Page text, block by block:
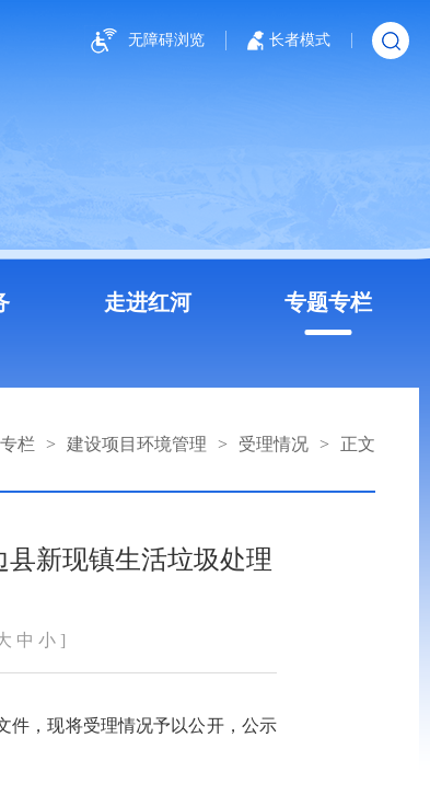
无障碍浏览 长者模式
走进红河 专题专栏
栏 > 建设项目环境管理 > 受理情况 > 正文
新现镇生活垃圾处理
中 小 ]
件，现将受理情况予以公开，公示